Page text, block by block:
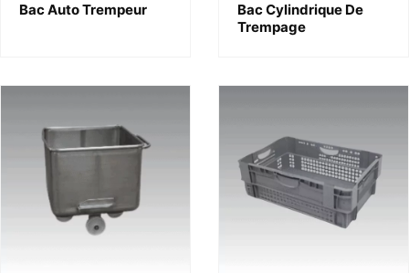
Bac Auto Trempeur
Bac Cylindrique De
Trempage